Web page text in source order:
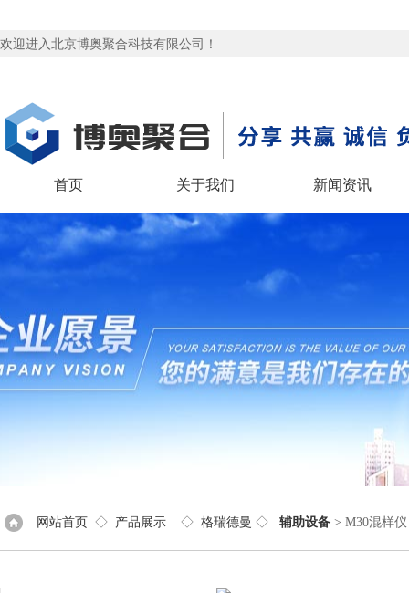
欢迎进入北京博奥聚合科技有限公司！
首页 关于我们 新闻资讯
网站首页 ◇ 产品展示 ◇ 格瑞德曼 ◇ 辅助设备 > M30混样仪